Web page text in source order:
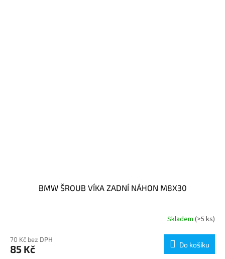
BMW ŠROUB VÍKA ZADNÍ NÁHON M8X30
Skladem (>5 ks)
70 Kč bez DPH
85 Kč Do košíku